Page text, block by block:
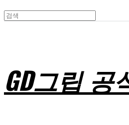
GD그립